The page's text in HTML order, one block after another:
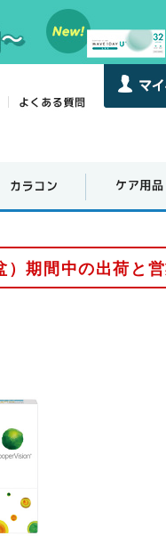
）期間中の出荷と